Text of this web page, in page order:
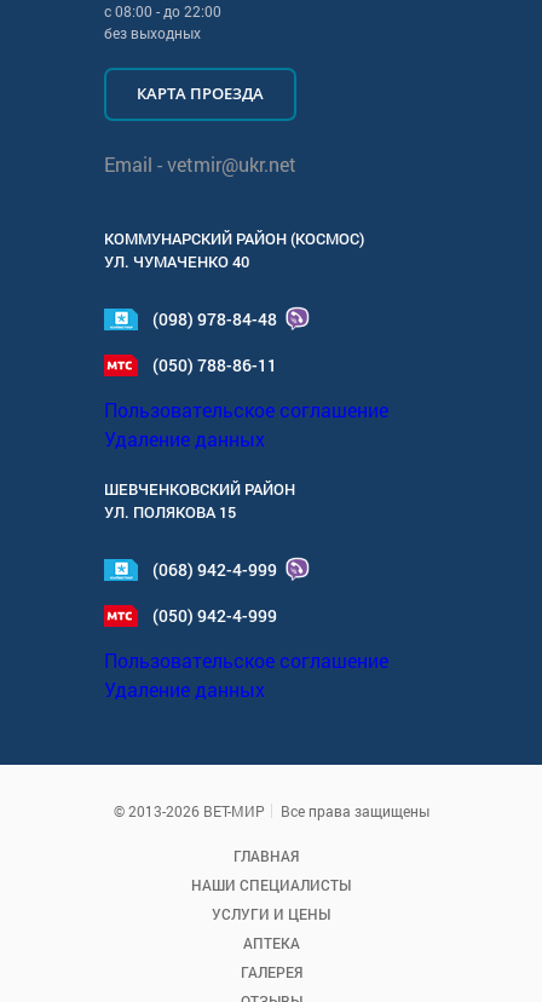
с08:00 - до22:00
без выходных
КАРТА ПРОЕЗДА
Email -vetmir@ukr.net
КОММУНАРСКИЙ РАЙОН (КОСМОС)
УЛ. ЧУМАЧЕНКО 40
(098) 978-84-48
(050) 788-86-11
Пользовательское соглашение
Удаление данных
ШЕВЧЕНКОВСКИЙ РАЙОН
УЛ. ПОЛЯКОВА 15
(068) 942-4-999
(050) 942-4-999
Пользовательское соглашение
Удаление данных
© 2013-2026 ВЕТ-МИР Все права защищены
ГЛАВНАЯ
НАШИ СПЕЦИАЛИСТЫ
УСЛУГИ И ЦЕНЫ
АПТЕКА
ГАЛЕРЕЯ